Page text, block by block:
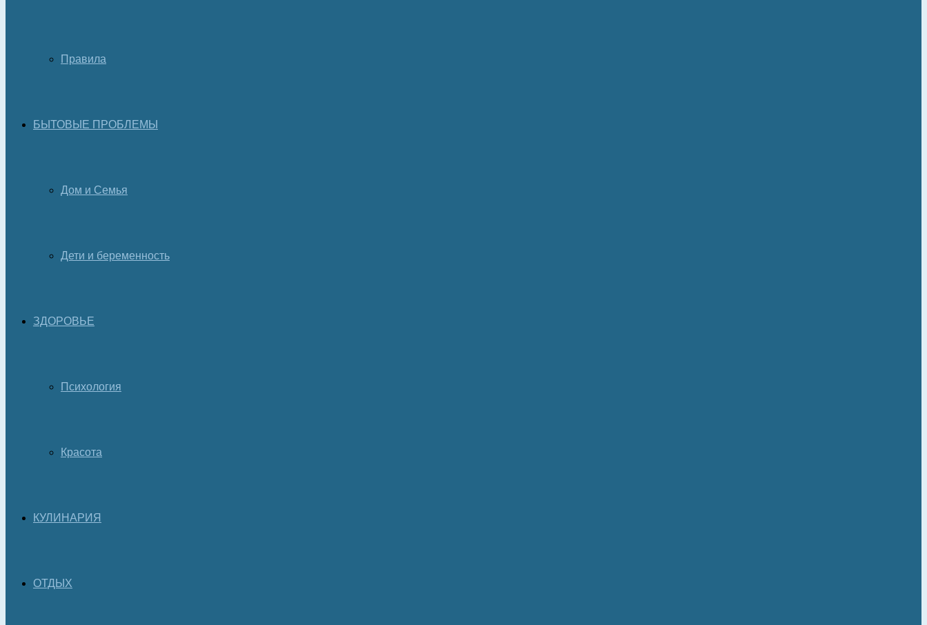
Правила
БЫТОВЫЕ ПРОБЛЕМЫ
Дом и Семья
Дети и беременность
ЗДОРОВЬЕ
Психология
Красота
КУЛИНАРИЯ
ОТДЫХ